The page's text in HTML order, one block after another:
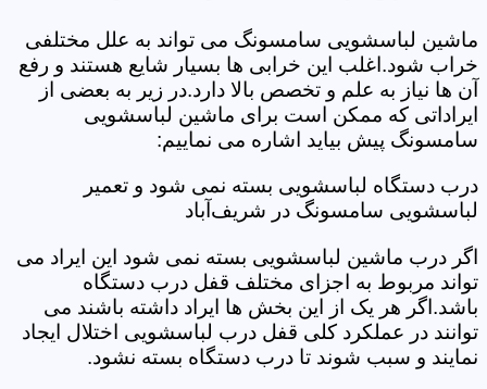
ماشین لباسشویی سامسونگ می تواند به علل مختلفی
خراب شود.اغلب این خرابی ها بسیار شایع هستند و رفع
آن ها نیاز به علم و تخصص بالا دارد.در زیر به بعضی از
ایراداتی که ممکن است برای ماشین لباسشویی
سامسونگ پیش بیاید اشاره می نماییم:
درب دستگاه لباسشویی بسته نمی شود و تعمیر
لباسشویی سامسونگ در شریف‌آباد
اگر درب ماشین لباسشویی بسته نمی شود این ایراد می
تواند مربوط به اجزای مختلف قفل درب دستگاه
باشد.اگر هر یک از این بخش ها ایراد داشته باشند می
توانند در عملکرد کلی قفل درب لباسشویی اختلال ایجاد
نمایند و سبب شوند تا درب دستگاه بسته نشود.